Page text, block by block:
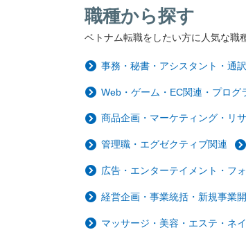
職種から探す
ベトナム転職をしたい方に人気な職
事務・秘書・アシスタント・通訳
Web・ゲーム・EC関連・プログ
商品企画・マーケティング・リ
管理職・エグゼクティブ関連
広告・エンターテイメント・フ
経営企画・事業統括・新規事業
マッサージ・美容・エステ・ネ